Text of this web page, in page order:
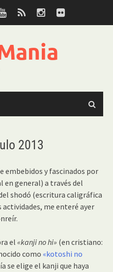
2013
embebidos y fascinados por
en general) a través del
shodó (escritura caligráfica
me enteré ayer
el «kanji no hi» (en cristiano:
como «kotoshi no
se elige el kanji que haya